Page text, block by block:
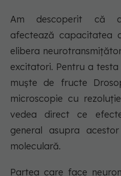
Am descoperit că
afectează capacitatea
elibera
excitatori. Pentru a
muște de fructe
microscopie cu
vedea direct ce
general asupra
moleculară.
Partea care face